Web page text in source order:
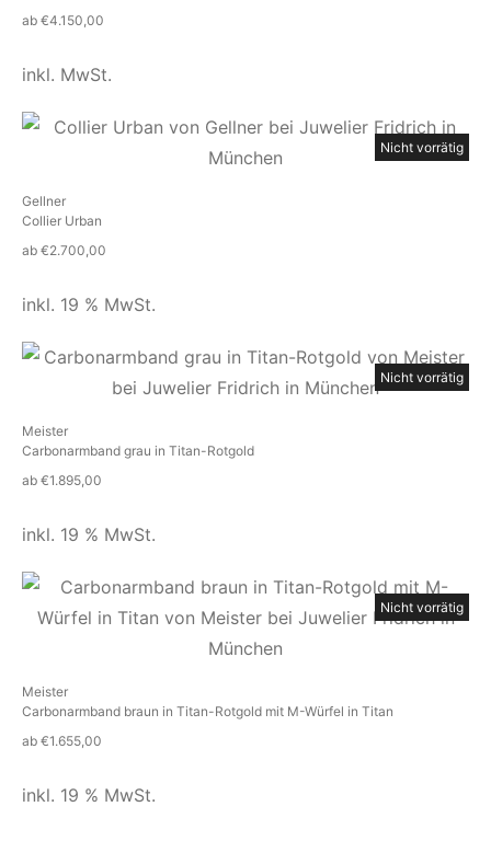
ab €4.150,00
inkl. MwSt.
Nicht vorrätig
Gellner
Collier Urban
ab €2.700,00
inkl. 19 % MwSt.
Nicht vorrätig
Meister
Carbonarmband grau in Titan-Rotgold
ab €1.895,00
inkl. 19 % MwSt.
Nicht vorrätig
Meister
Carbonarmband braun in Titan-Rotgold mit M-Würfel in Titan
ab €1.655,00
inkl. 19 % MwSt.